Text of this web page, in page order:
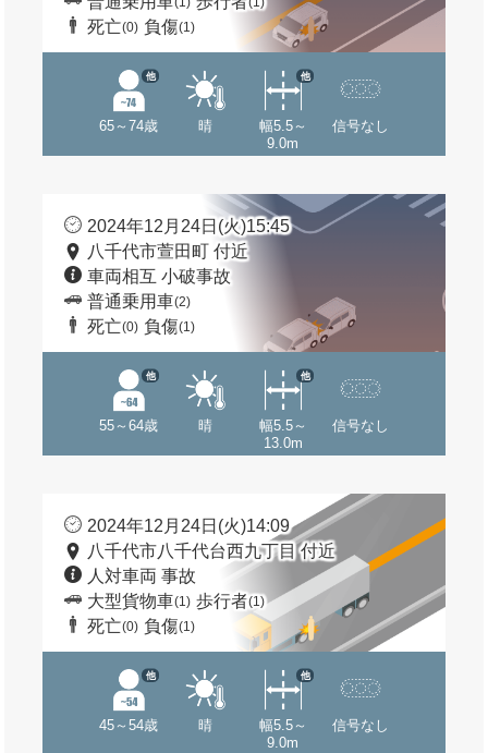
死亡(0) 負傷(1)
65～74歳
他
晴
幅5.5～
9.0m
他
信号なし
2024年12月24日(火)15:45
八千代市萱田町 付近
車両相互 小破事故
普通乗用車(2)
死亡(0) 負傷(1)
55～64歳
他
晴
幅5.5～
13.0m
他
信号なし
2024年12月24日(火)14:09
八千代市八千代台西九丁目 付近
人対車両 事故
大型貨物車(1) 歩行者(1)
死亡(0) 負傷(1)
45～54歳
他
晴
幅5.5～
9.0m
他
信号なし